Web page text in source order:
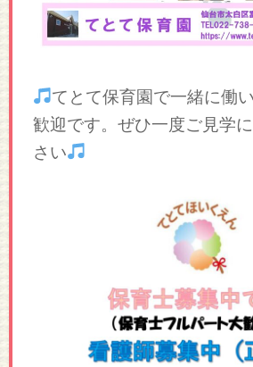
てとて保育園で一緒に働
歓迎です。ぜひ一度ご見学
さい